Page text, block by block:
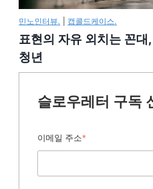
민노인터뷰. 캡콜드케이스.
표현의 자유 외치는 꼰
청년
슬로우레터 구독
이메일 주소*